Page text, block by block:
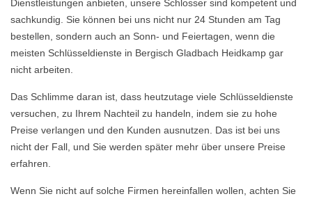
Dienstleistungen anbieten, unsere Schlosser sind kompetent und
sachkundig. Sie können bei uns nicht nur 24 Stunden am Tag
bestellen, sondern auch an Sonn- und Feiertagen, wenn die
meisten Schlüsseldienste in Bergisch Gladbach Heidkamp gar
nicht arbeiten.
Das Schlimme daran ist, dass heutzutage viele Schlüsseldienste
versuchen, zu Ihrem Nachteil zu handeln, indem sie zu hohe
Preise verlangen und den Kunden ausnutzen. Das ist bei uns
nicht der Fall, und Sie werden später mehr über unsere Preise
erfahren.
Wenn Sie nicht auf solche Firmen hereinfallen wollen, achten Sie